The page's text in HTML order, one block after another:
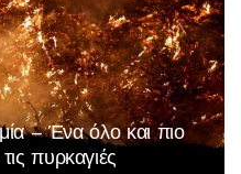
– Ένα όλο και πιο
πυρκαγιές